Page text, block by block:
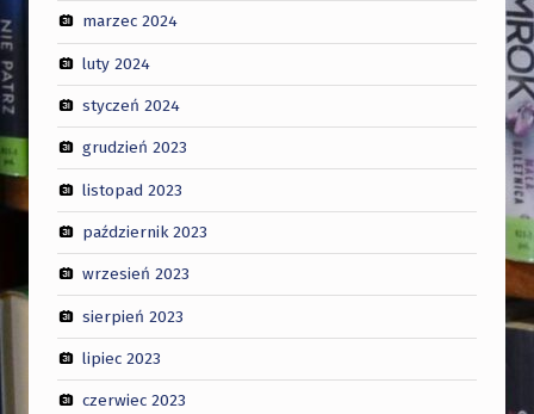
marzec 2024
luty 2024
styczeń 2024
grudzień 2023
listopad 2023
październik 2023
wrzesień 2023
sierpień 2023
lipiec 2023
czerwiec 2023